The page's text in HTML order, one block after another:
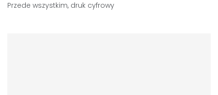
Przede wszystkim, druk cyfrowy